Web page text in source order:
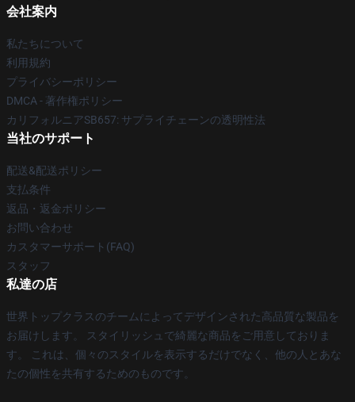
会社案内
私たちについて
利用規約
プライバシーポリシー
DMCA - 著作権ポリシー
カリフォルニアSB657: サプライチェーンの透明性法
当社のサポート
配送&配送ポリシー
支払条件
返品・返金ポリシー
お問い合わせ
カスタマーサポート(FAQ)
スタッフ
私達の店
世界トップクラスのチームによってデザインされた高品質な製品を
お届けします。 スタイリッシュで綺麗な商品をご用意しておりま
す。 これは、個々のスタイルを表示するだけでなく、他の人とあな
たの個性を共有するためのものです。